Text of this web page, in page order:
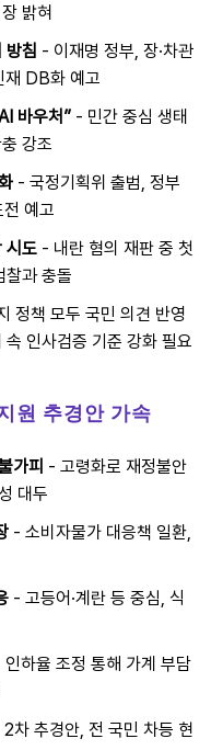
밝혀
침 - 이재명 정부, 장·차관
재 DB화 예고
바우처” - 민간 중심 생태
강조
- 국정기획위 출범, 정부
예고
시도 - 내란 혐의 재판 중 첫
찰과 충돌
정책 모두 국민 의견 반영
인사검증 기준 강화 필요
원 추경안 가속
가피 - 고령화로 재정불안
대두
- 소비자물가 대응책 일환,
- 고등어·계란 등 중심, 식
인하율 조정 통해 가계 부담
차 추경안, 전 국민 차등 현